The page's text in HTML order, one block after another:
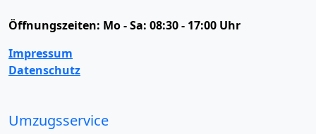
Öffnungszeiten: Mo - Sa: 08:30 - 17:00 Uhr
Impressum
Datenschutz
Umzugsservice